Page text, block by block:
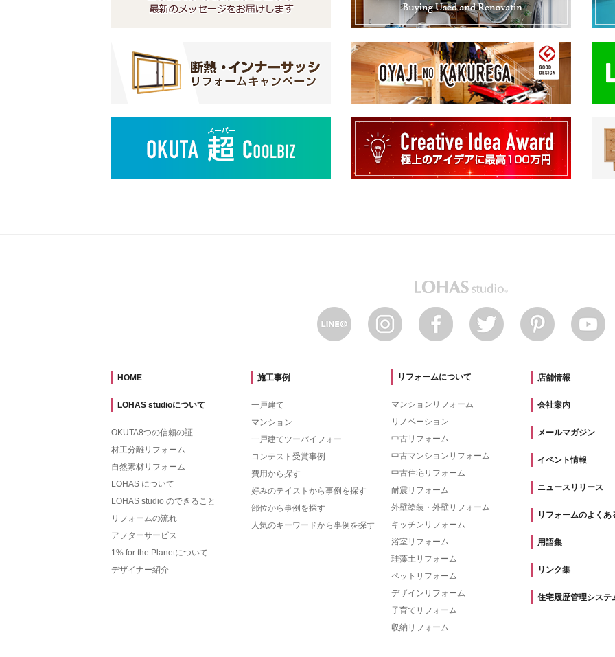
HOME
LOHAS studioについて
OKUTA8つの信頼の証
材工分離リフォーム
自然素材リフォーム
LOHAS について
LOHAS studio のできること
リフォームの流れ
アフターサービス
1% for the Planetについて
デザイナー紹介
施工事例
一戸建て
マンション
一戸建てツーバイフォー
コンテスト受賞事例
費用から探す
好みのテイストから事例を探す
部位から事例を探す
人気のキーワードから事例を探す
リフォームについて
マンションリフォーム
リノベーション
中古リフォーム
中古マンションリフォーム
中古住宅リフォーム
耐震リフォーム
外壁塗装・外壁リフォーム
キッチンリフォーム
浴室リフォーム
珪藻土リフォーム
ペットリフォーム
デザインリフォーム
子育てリフォーム
収納リフォーム
店舗情報
会社案内
メールマガジン
イベント情報
ニュースリリース
リフォームのよくあ
用語集
リンク集
住宅履歴管理システ